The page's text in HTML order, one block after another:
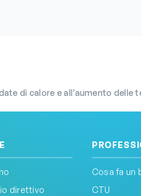
delle temperature”: il 13 marzo il terzo
direttivo
Cosa fa un
CTU